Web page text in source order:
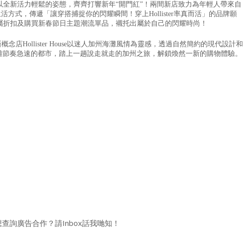
全新活力輕鬆的姿態，齊齊打響新年“開門紅”！ 兩間新店致力為年輕人帶來自
方式，傳遞「讓穿搭捕捉你的閃耀瞬間！ 穿上Hollister率真而活」的品牌願
扣及購買新春節日主題潮流單品， 襯托出屬於自己的閃耀時尚！
念店Hollister House以迷人加州海灘風情為靈感， 透過自然簡約的現代設計和
節奏急速的都市，踏上一趟說走就走的加州之旅， 解鎖煥然一新的購物體驗。
詢廣告合作？請Inbox話我哋知！